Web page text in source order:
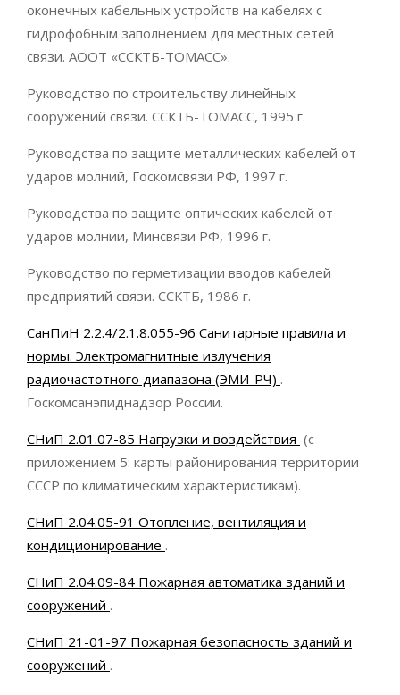
оконечных кабельных устройств на кабелях с
гидрофобным заполнением для местных сетей
связи. АООТ «ССКТБ-ТОМАСС».
Руководство по строительству линейных
сооружений связи. ССКТБ-ТОМАСС, 1995 г.
Руководства по защите металлических кабелей от
ударов молний, Госкомсвязи РФ, 1997 г.
Руководства по защите оптических кабелей от
ударов молнии, Минсвязи РФ, 1996 г.
Руководство по герметизации вводов кабелей
предприятий связи. ССКТБ, 1986 г.
СанПиН 2.2.4/2.1.8.055-96 Санитарные правила и
нормы. Электромагнитные излучения
радиочастотного диапазона (ЭМИ-РЧ) .
Госкомсанэпиднадзор России.
СНиП 2.01.07-85 Нагрузки и воздействия (с
приложением 5: карты районирования территории
СССР по климатическим характеристикам).
СНиП 2.04.05-91 Отопление, вентиляция и
кондиционирование .
СНиП 2.04.09-84 Пожарная автоматика зданий и
сооружений .
СНиП 21-01-97 Пожарная безопасность зданий и
сооружений .